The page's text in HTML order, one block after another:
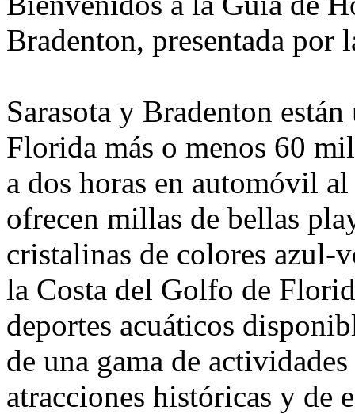
Bradenton, presentada
Sarasota y Bradenton
Florida más o menos 60
a dos horas en automóvil
ofrecen millas de bellas
cristalinas de colores azul-
la Costa del Golfo de
deportes acuáticos
de una gama de
atracciones históricas y de